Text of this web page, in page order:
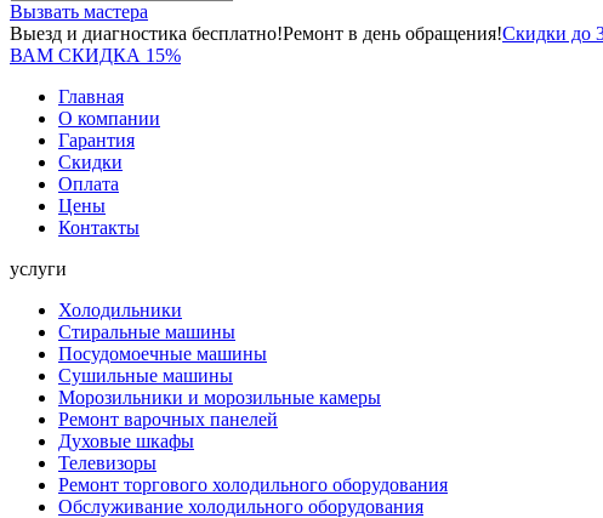
Вызвать мастера
Выезд и диагностика бесплатно!Ремонт в день обращения!Скидки до
ВАМ СКИДКА 15%
Главная
О компании
Гарантия
Скидки
Оплата
Цены
Контакты
услуги
Холодильники
Стиральные машины
Посудомоечные машины
Сушильные машины
Морозильники и морозильные камеры
Ремонт варочных панелей
Духовые шкафы
Телевизоры
Ремонт торгового холодильного оборудования
Обслуживание холодильного оборудования